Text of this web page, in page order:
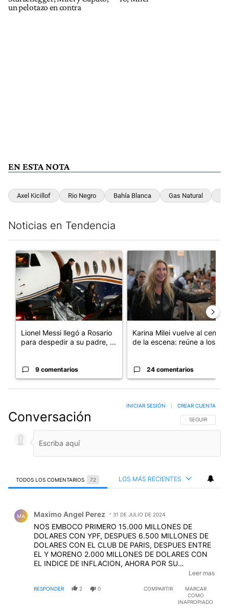
un pelotazo en contra
EN ESTA NOTA
Axel Kicillof Rio Negro Bahía Blanca Gas Natural
Noticias en Tendencia
Un artículo de tendencia con el título "Lionel Messi llegó a
Lionel Messi llegó a Rosario
para despedir a su padre, ...
9 comentarios
Un artículo de tendencia
Karina Milei vuelve al centro
de la escena: reúne a los...
24 comentarios
Conversación SIGA ESTA
SEGUIR
INICIAR SESIÓN CREAR CUENTA
TODOS LOS COMENTARIOS 72 LOS MÁS RECIENTES
MA Maximo Angel Perez 31 DE JULIO DE 2024
NOS EMBOCO PRIMERO 15.000 MILLONES DE
DOLARES CON YPF, DESPUES 6.500 MILLONES DE
DOLARES CON EL CLUB DE PARIS, DESPUES ENTRE
EL Y MORENO 2.000 MILLONES DE DOLARES CON
EL INDICE DE INFLACION, AHORA POR SU
PRETENDE JUSTIFICARSE, DICIENDO QUE MILEI NO
Leer mas
RESPONDER 2 0 COMPARTIR
MARCAR
COMO
INAPROPIADO